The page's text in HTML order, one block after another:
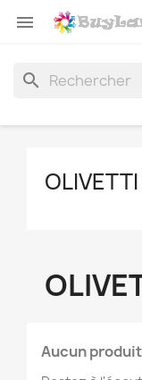

search
OLIVETTI
Aucun